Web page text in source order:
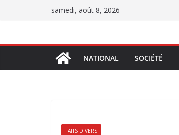
samedi, août 8, 2026
NATIONAL SOCIÉTÉ
FAITS DIVERS